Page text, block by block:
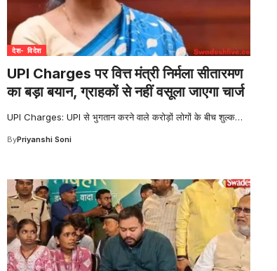
देश- विदेश
UPI Charges पर वित्त मंत्री निर्मला सीतारमण
का बड़ा बयान, ग्राहकों से नहीं वसूला जाएगा चार्ज
UPI Charges: UPI से भुगतान करने वाले करोड़ों लोगों के बीच शुल्क…
ByPriyanshi Soni